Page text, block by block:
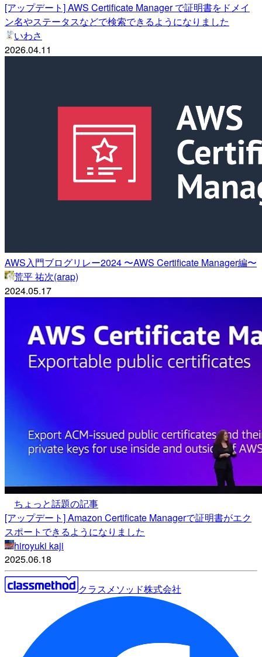
[アップデート] AWS Certificate Manager で証明書をドメイ
ン名やステータスなどで検索できるようになりました
いわさ
2026.04.11
AWS入門ブログリレー2024 〜AWS Certificate Manager編〜
荒平 祐次(arap)
2024.05.17
ちょっと話題の記事
[アップデート] Amazon Certificate Managerで証明書がエク
スポートできるようになりました
hiroyuki kaji
2025.06.18
クラスメソッド株式会社